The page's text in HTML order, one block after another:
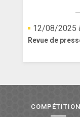
12/08/2025
Revue de